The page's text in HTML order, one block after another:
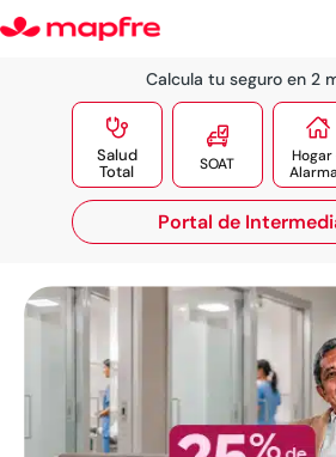
Calcula tu seguro en 2

Salud
Total

SOAT

Hogar
Portal de